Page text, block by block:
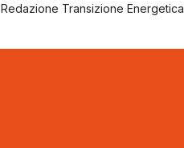
Redazione Transizione Energetica